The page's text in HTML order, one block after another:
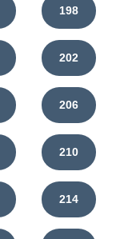
198
202
206
210
214